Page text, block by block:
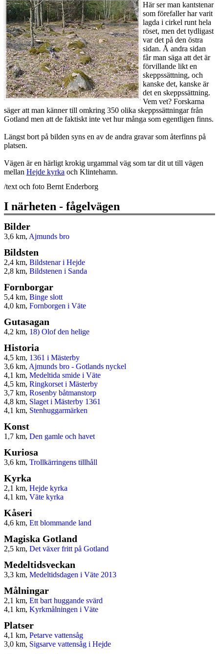
Här ser man kantstenar
som förefaller har varit
lagda i cirkel runt hela
röset, men det tydligast
var det på den östra
sidan. Å andra sidan
får man säga att det är
förvillande likt en
skeppssättning, och
kanske det, kanske är
det en skeppssättning.
Vem vet? Forskarna
säger att man känner till omkring 350 olika skeppssättningar från
Gotland men att de faktiskt inte vet hur många som egentligen finns.
Längst bort på bilden syns en av de andra gravar som återfinns på
platsen.
Vägen är en härligt krokig urgammal väg som tar dit ut till vägen
mellan Hejde kyrka och Klintehamn.
/text och foto Bernt Enderborg
I närheten - fågelvägen
Bilder
3,6 km, Ajmunds bro
Bildsten
2,4 km, Bildstenar i Hejde
2,8 km, Bildstenen i Sanda
Fornborgar
5,4 km, Binge slott
4,0 km, Fornborgen i Väte
Gutasagan
4,2 km, 18) Olof den helige
Historia
4,5 km, 1361 i Mästerby
3,6 km, Ajmunds bro - Gotlands nyckel
4,1 km, Medeltida smide i Väte
4,5 km, Ringkorset i Mästerby
3,7 km, Rosenby båtmanstorp
4,8 km, Slaget i Mästerby 1361
4,1 km, Stenhuggarmärken
Konst
1,7 km, Den gamle och havet
Kuriosa
3,6 km, Trollkärringens tillhåll
Kyrka
2,1 km, Hejde kyrka
4,1 km, Väte kyrka
Kåseri
4,6 km, Ett blommande land
Magiska Gotland
2,5 km, Det växer fritt på Gotland
Medeltidsveckan
3,3 km, Medeltidsdagen i Väte 2013
Målningar
2,1 km, Ett bart huggande svärd
4,1 km, Kyrkmålningen i Väte
Platser
4,1 km, Petarve vattensåg
3,0 km, Sigsarve vattensåg i Hejde